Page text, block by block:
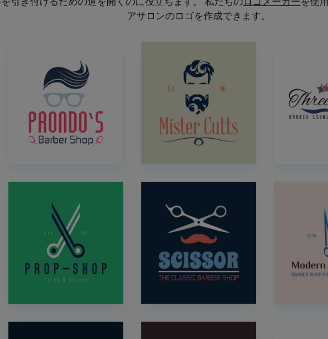
アサロンのロゴを作成できます。